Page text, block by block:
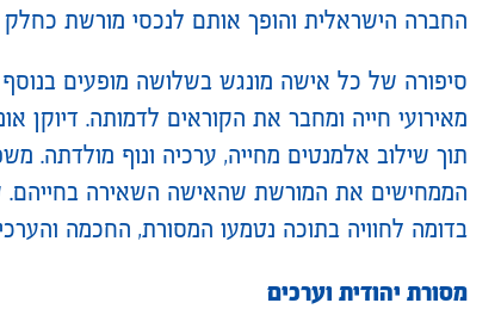
החברה הישראלית והופך אותם לנכסי מורשת כחלק
סיפורה של כל אישה מונגש בשלושה מופעים בנוסף
מאירועי חייה ומחבר את הקוראים לדמותה. דיוקן
תוך שילוב אלמנטים מחייה, ערכיה ונוף מולדתה.
הממחישים את המורשת שהאישה השאירה בחייהם.
בדומה לחוויה בתוכה נטמעו המסורת, החכמה
מסורת יהודית וערכים